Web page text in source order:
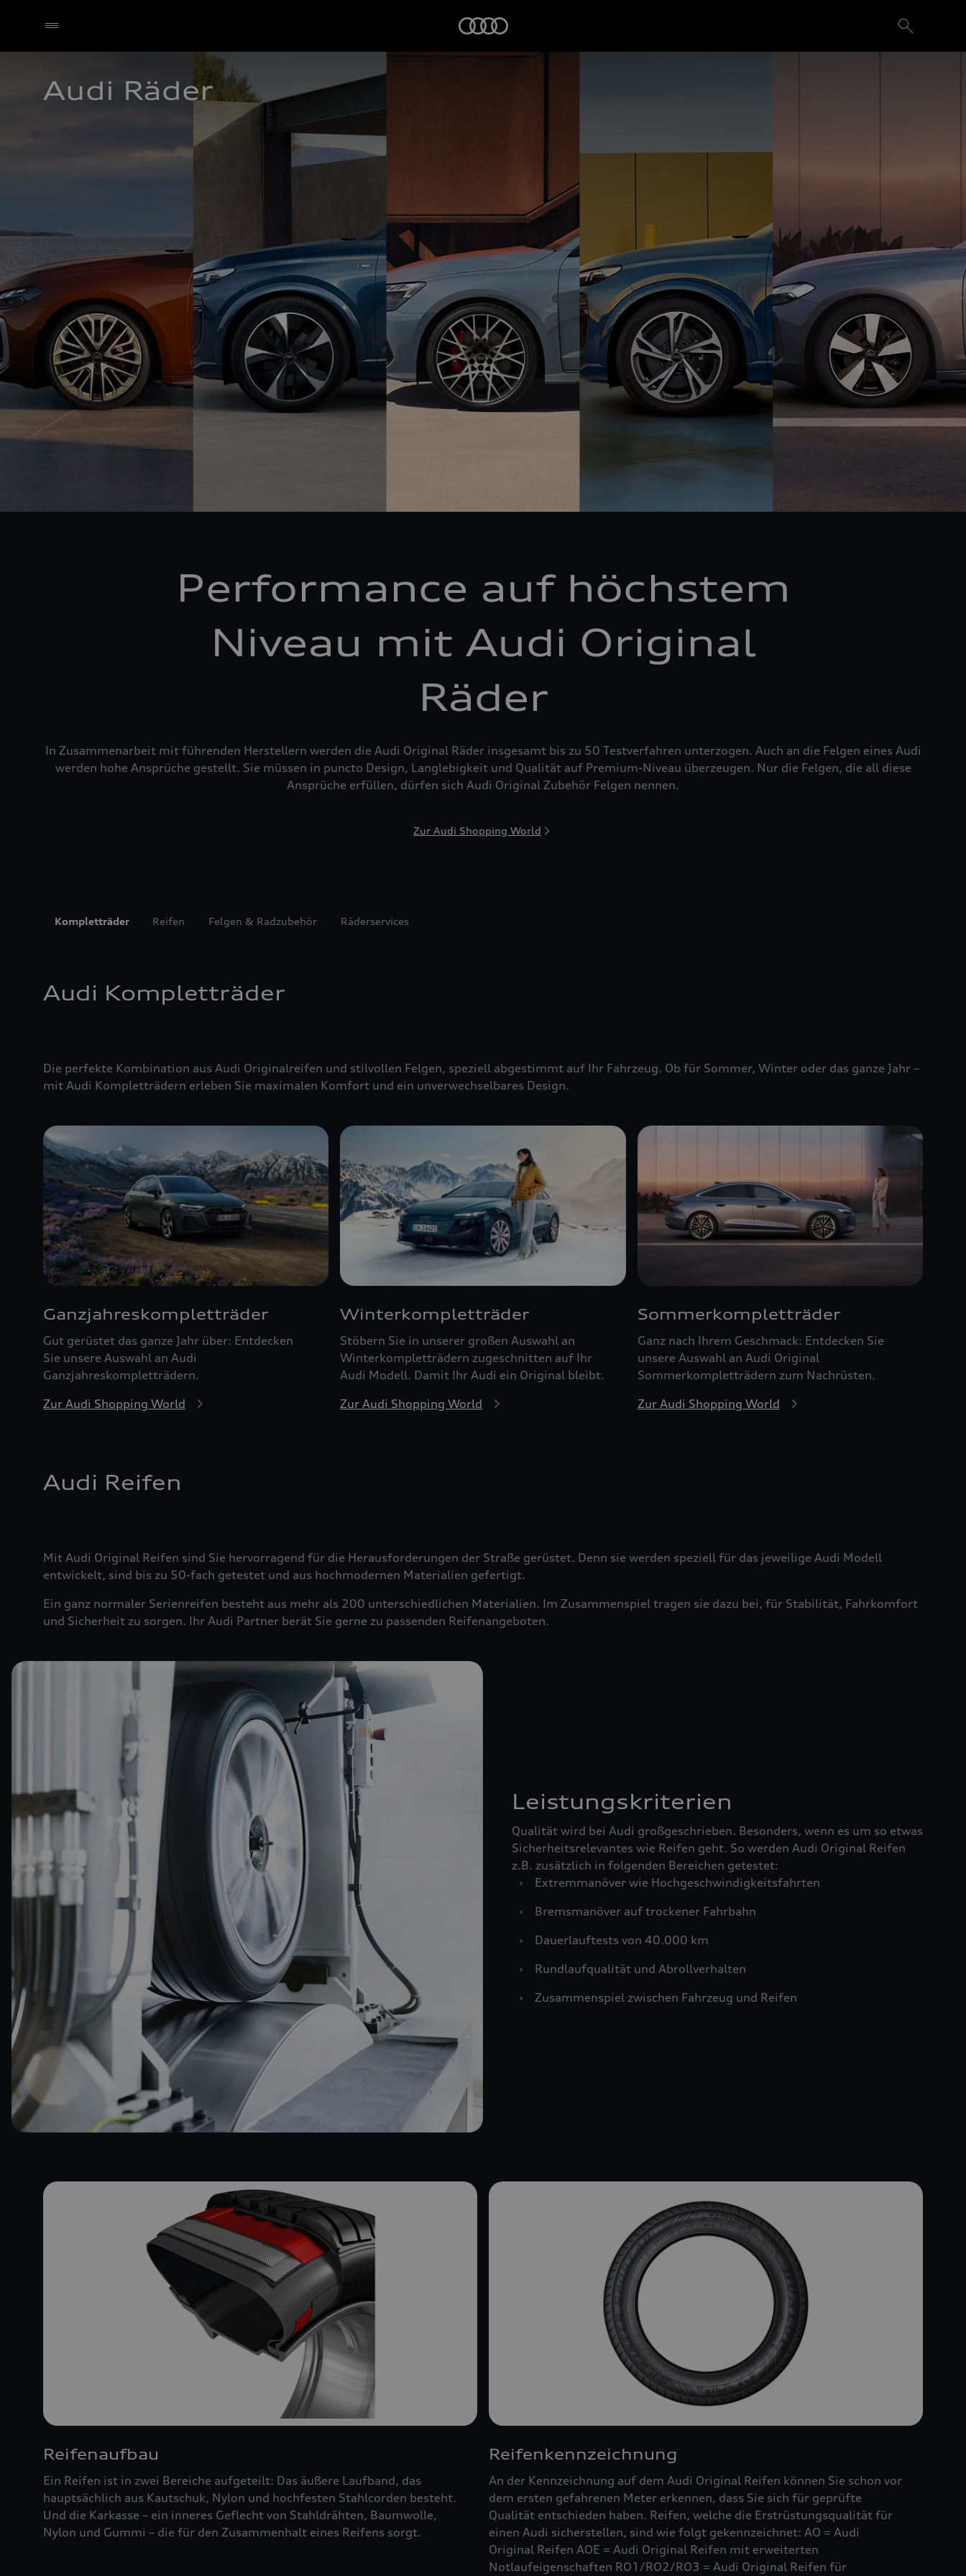
Audi Räder
Performance auf höchstem
Niveau mit Audi Original
Räder
In Zusammenarbeit mit führenden Herstellern werden die Audi Original Räder insgesamt bis zu 50 Testverfahren unterzogen. Auch an die Felgen eines Audi
werden hohe Ansprüche gestellt. Sie müssen in puncto Design, Langlebigkeit und Qualität auf Premium-Niveau überzeugen. Nur die Felgen, die all diese
Ansprüche erfüllen, dürfen sich Audi Original Zubehör Felgen nennen.
Zur Audi Shopping World
Kompletträder Reifen Felgen & Radzubehör Räderservices
Audi Kompletträder
Die perfekte Kombination aus Audi Originalreifen und stilvollen Felgen, speziell abgestimmt auf Ihr Fahrzeug. Ob für Sommer, Winter oder das ganze Jahr –
mit Audi Kompletträdern erleben Sie maximalen Komfort und ein unverwechselbares Design.
Ganzjahreskomplett­räder
Gut gerüstet das ganze Jahr über: Entdecken
Sie unsere Auswahl an Audi
Ganzjahreskompletträdern.
Zur Audi Shopping World
Winterkompletträder
Stöbern Sie in unserer großen Auswahl an
Winterkompletträdern zugeschnitten auf Ihr
Audi Modell. Damit Ihr Audi ein Original bleibt.
Zur Audi Shopping World
Sommerkompletträder
Ganz nach Ihrem Geschmack: Entdecken Sie
unsere Auswahl an Audi Original
Sommerkompletträdern zum Nachrüsten.
Zur Audi Shopping World
Audi Reifen
Mit Audi Original Reifen sind Sie hervorragend für die Herausforderungen der Straße gerüstet. Denn sie werden speziell für das jeweilige Audi Modell
entwickelt, sind bis zu 50-fach getestet und aus hochmodernen Materialien gefertigt.
Ein ganz normaler Serienreifen besteht aus mehr als 200 unterschiedlichen Materialien. Im Zusammenspiel tragen sie dazu bei, für Stabilität, Fahrkomfort
und Sicherheit zu sorgen. Ihr Audi Partner berät Sie gerne zu passenden Reifenangeboten.
Leistungskriterien
Qualität wird bei Audi großgeschrieben. Besonders, wenn es um so etwas
Sicherheitsrelevantes wie Reifen geht. So werden Audi Original Reifen
z.B. zusätzlich in folgenden Bereichen getestet:
›
Extremmanöver wie Hochgeschwindigkeitsfahrten
›
Bremsmanöver auf trockener Fahrbahn
›
Dauerlauftests von 40.000 km
›
Rundlaufqualität und Abrollverhalten
›
Zusammenspiel zwischen Fahrzeug und Reifen
Reifenaufbau
Ein Reifen ist in zwei Bereiche aufgeteilt: Das äußere Laufband, das
hauptsächlich aus Kautschuk, Nylon und hochfesten Stahlcorden besteht.
Und die Karkasse – ein inneres Geflecht von Stahldrähten, Baumwolle,
Nylon und Gummi – die für den Zusammenhalt eines Reifens sorgt.
Reifenkennzeichnung
An der Kennzeichnung auf dem Audi Original Reifen können Sie schon vor
dem ersten gefahrenen Meter erkennen, dass Sie sich für geprüfte
Qualität entschieden haben. Reifen, welche die Erstrüstungsqualität für
einen Audi sicherstellen, sind wie folgt gekennzeichnet: AO = Audi
Original Reifen AOE = Audi Original Reifen mit erweiterten
Notlaufeigenschaften RO1/RO2/RO3 = Audi Original Reifen für